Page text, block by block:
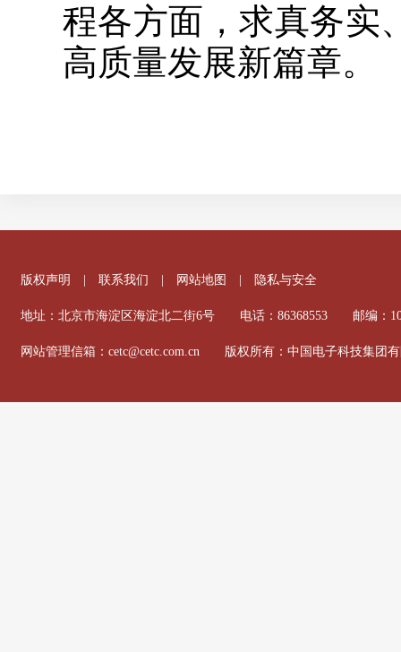
程各方面，求真务实
高质量发展新篇章。
版权声明 联系我们 网站地图 隐私与安全
地址：北京市海淀区海淀北二街6号 电话：86368553 邮编：
网站管理信箱：cetc@cetc.com.cn 版权所有：中国电子科技集团